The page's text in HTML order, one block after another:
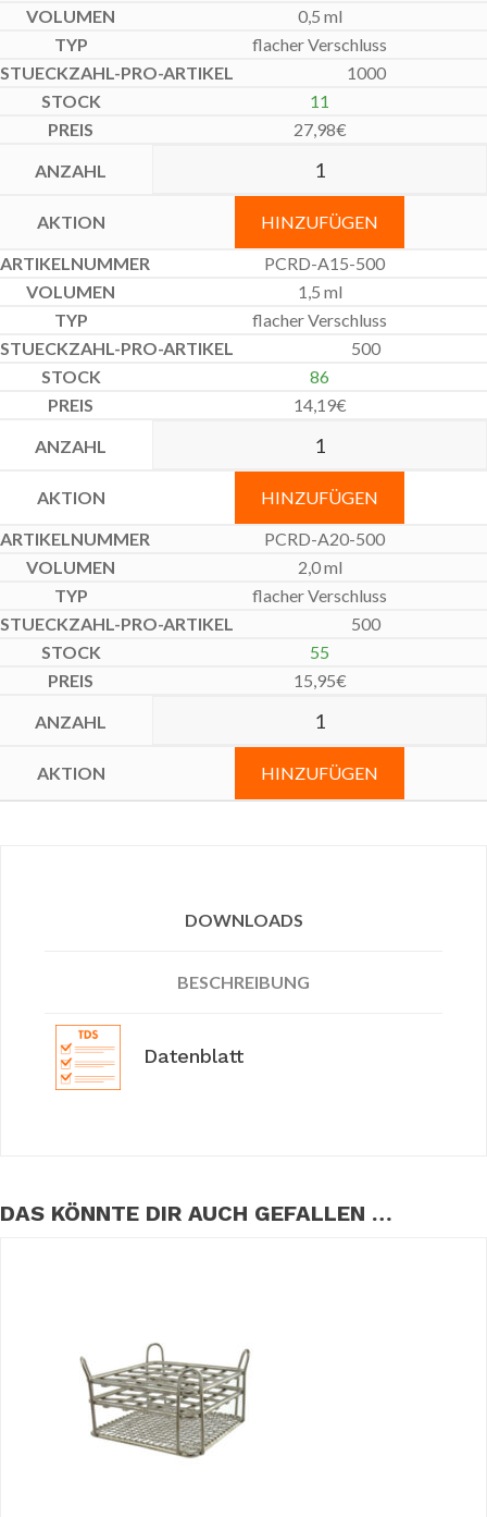
0,5 ml
flacher Verschluss
1000
11
27,98€
HINZUFÜGEN
PCRD-A15-500
1,5 ml
flacher Verschluss
500
86
14,19€
HINZUFÜGEN
PCRD-A20-500
2,0 ml
flacher Verschluss
500
55
15,95€
HINZUFÜGEN
DOWNLOADS
BESCHREIBUNG
Datenblatt
DAS KÖNNTE DIR AUCH GEFALLEN …